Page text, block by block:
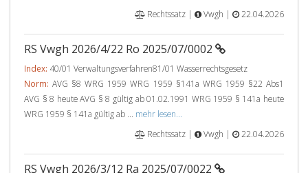
Rechtssatz |
Vwgh | 22.04.2026
RS Vwgh 2026/4/22 Ro 2025/07/0002
Index: 40/01 Verwaltungsverfahren81/01 Wasserrechtsgesetz
Norm: AVG §8 WRG 1959 WRG 1959 §141a WRG 1959 §22 Abs1
AVG § 8 heute AVG § 8 gültig ab 01.02.1991 WRG 1959 § 141a heute
WRG 1959 § 141a gültig ab ... mehr lesen...
Rechtssatz |
Vwgh | 22.04.2026
RS Vwgh 2026/3/12 Ra 2025/07/0022